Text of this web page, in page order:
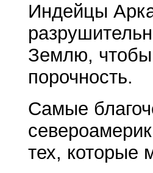
Индейцы
Землю,
порочность.
Самые
тех, которые